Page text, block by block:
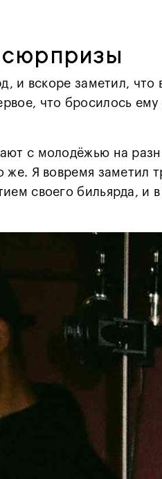
и вскоре заметил,
что бросилось
с молодёжью на
Я вовремя заметил
своего бильярда,